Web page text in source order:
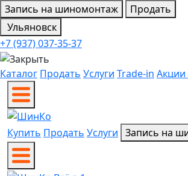
Запись на шиномонтаж
Продать
Ульяновск
+7 (937) 037-35-37
Каталог Продать Услуги Trade-in Акции
Купить Продать Услуги Запись на